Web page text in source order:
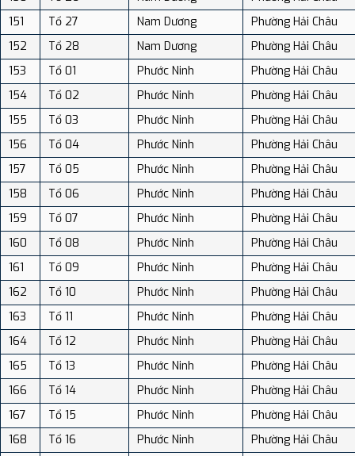
151
Tổ 27 Nam Dương
Phường Hải Châu
152
Tổ 28 Nam Dương
Phường Hải Châu
153
Tổ 01 Phước Ninh
Phường Hải Châu
154
Tổ 02 Phước Ninh
Phường Hải Châu
155
Tổ 03 Phước Ninh
Phường Hải Châu
156
Tổ 04 Phước Ninh
Phường Hải Châu
157
Tổ 05 Phước Ninh
Phường Hải Châu
158
Tổ 06 Phước Ninh
Phường Hải Châu
159
Tổ 07 Phước Ninh
Phường Hải Châu
160
Tổ 08 Phước Ninh
Phường Hải Châu
161
Tổ 09 Phước Ninh
Phường Hải Châu
162
Tổ 10 Phước Ninh
Phường Hải Châu
163
Tổ 11 Phước Ninh
Phường Hải Châu
164
Tổ 12 Phước Ninh
Phường Hải Châu
165
Tổ 13 Phước Ninh
Phường Hải Châu
166
Tổ 14 Phước Ninh
Phường Hải Châu
167
Tổ 15 Phước Ninh
Phường Hải Châu
168
Tổ 16 Phước Ninh
Phường Hải Châu